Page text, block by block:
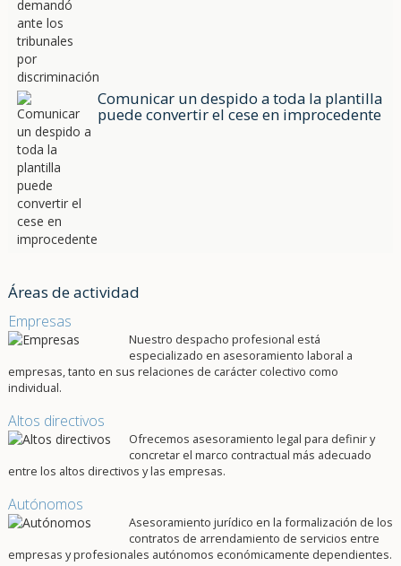
Comunicar un despido a toda la plantilla
puede convertir el cese en improcedente
Áreas de actividad
Empresas
Nuestro despacho profesional está
especializado en asesoramiento laboral a
empresas, tanto en sus relaciones de carácter colectivo como
individual.
Altos directivos
Ofrecemos asesoramiento legal para definir y
concretar el marco contractual más adecuado
entre los altos directivos y las empresas.
Autónomos
Asesoramiento jurídico en la formalización de los
contratos de arrendamiento de servicios entre
empresas y profesionales autónomos económicamente dependientes.